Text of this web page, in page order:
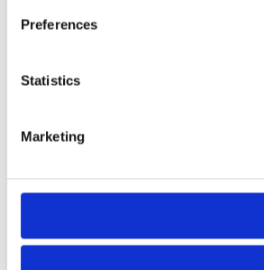
Preferences
Statistics
Marketing